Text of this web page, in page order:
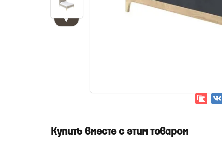
▼
Купить вместе с этим товаром